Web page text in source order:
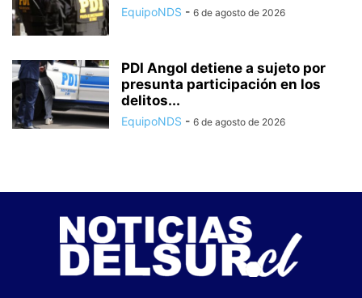
EquipoNDS - 6 de agosto de 2026
PDI Angol detiene a sujeto por
presunta participación en los
delitos...
EquipoNDS - 6 de agosto de 2026